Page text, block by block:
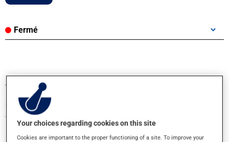
Fermé
Transférez vos ordonnances ou prenez
rendez-vous!
Votre santé entre bonnes mains
Your choices regarding cookies on this site
Cookies are important to the proper functioning of a site. To improve your